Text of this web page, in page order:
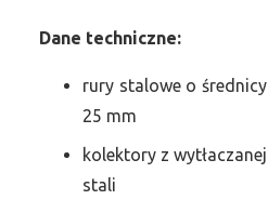
Dane techniczne:
rury stalowe o średnicy
25 mm
kolektory z wytłaczanej
stali